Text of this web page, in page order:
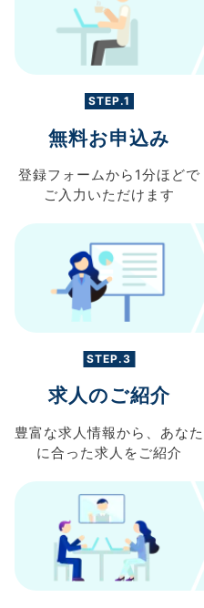
STEP.1
無料お申込み
登録フォームから 1分ほどで
ご入力 いただけます
STEP.3
求人のご紹介
豊富な求人情報から、 あなた
に合った求人を ご紹介